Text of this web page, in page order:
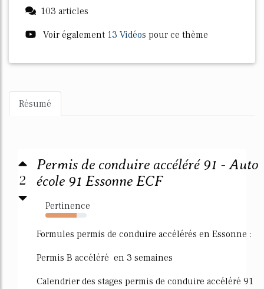
103 articles
Voir également 13 Vidéos pour ce thème
Résumé
2
Permis de conduire accéléré 91 - Auto
école 91 Essonne ECF
Pertinence
76%
Formules permis de conduire accélérés en Essonne :
Permis B accéléré en 3 semaines
Calendrier des stages permis de conduire accéléré 91